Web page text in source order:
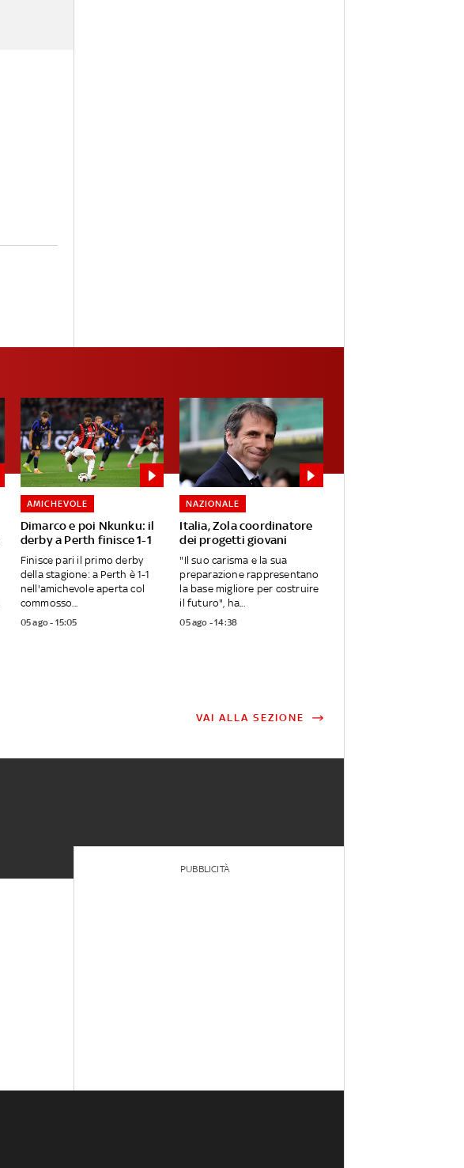
Dimarco e poi Nkunku: il
derby a Perth finisce 1-1
AMICHEVOLE
Finisce pari il primo derby
della stagione: a Perth è 1-1
nell'amichevole aperta col
commosso...
05 ago - 15:05
Italia, Zola coordinatore
dei progetti giovani
NAZIONALE
"Il suo carisma e la sua
preparazione rappresentano
la base migliore per costruire
il futuro", ha...
05 ago - 14:38
VAI ALLA SEZIONE
PUBBLICITÀ